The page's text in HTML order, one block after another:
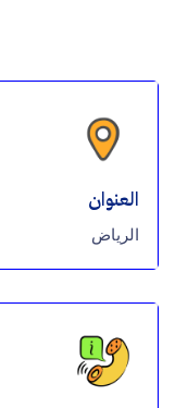
العنوان
الرياض